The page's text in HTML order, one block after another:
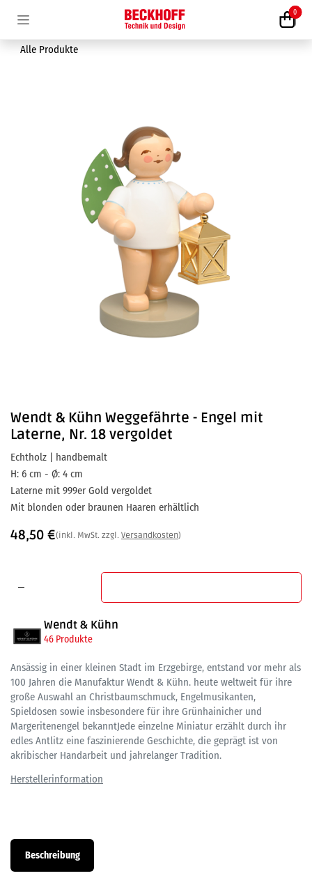
0
Alle Produkte
Wendt & Kühn Weggefährte - Engel mit
Laterne, Nr. 18 vergoldet
Echtholz | handbemalt
H: 6 cm - Ø: 4 cm
Laterne mit 999er Gold vergoldet
Mit blonden oder braunen Haaren erhältlich
48,50 €(inkl. MwSt. zzgl. Versandkosten)
Wendt & Kühn
46 Produkte
Ansässig in einer kleinen Stadt im Erzgebirge, entstand vor mehr als
100 Jahren die Manufaktur Wendt & Kühn. heute weltweit für ihre
große Auswahl an Christbaumschmuck, Engelmusikanten,
Spieldosen sowie insbesondere für ihre Grünhainicher und
Margeritenengel bekanntJede einzelne Miniatur erzählt durch ihr
edles Antlitz eine faszinierende Geschichte, die geprägt ist von
akribischer Handarbeit und jahrelanger Tradition.
Beschreibung